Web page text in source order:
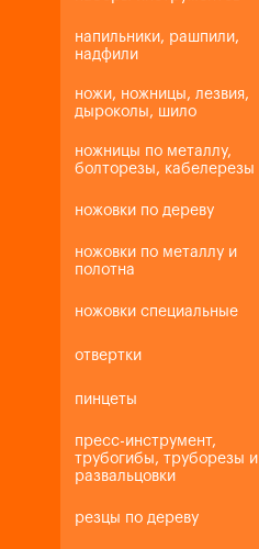
напильники, рашпили,
надфили
ножи, ножницы, лезвия,
дыроколы, шило
ножницы по металлу,
болторезы, кабелерезы
ножовки по дереву
ножовки по металлу и
полотна
ножовки специальные
отвертки
пинцеты
пресс-инструмент,
трубогибы, труборезы и
развальцовки
резцы по дереву